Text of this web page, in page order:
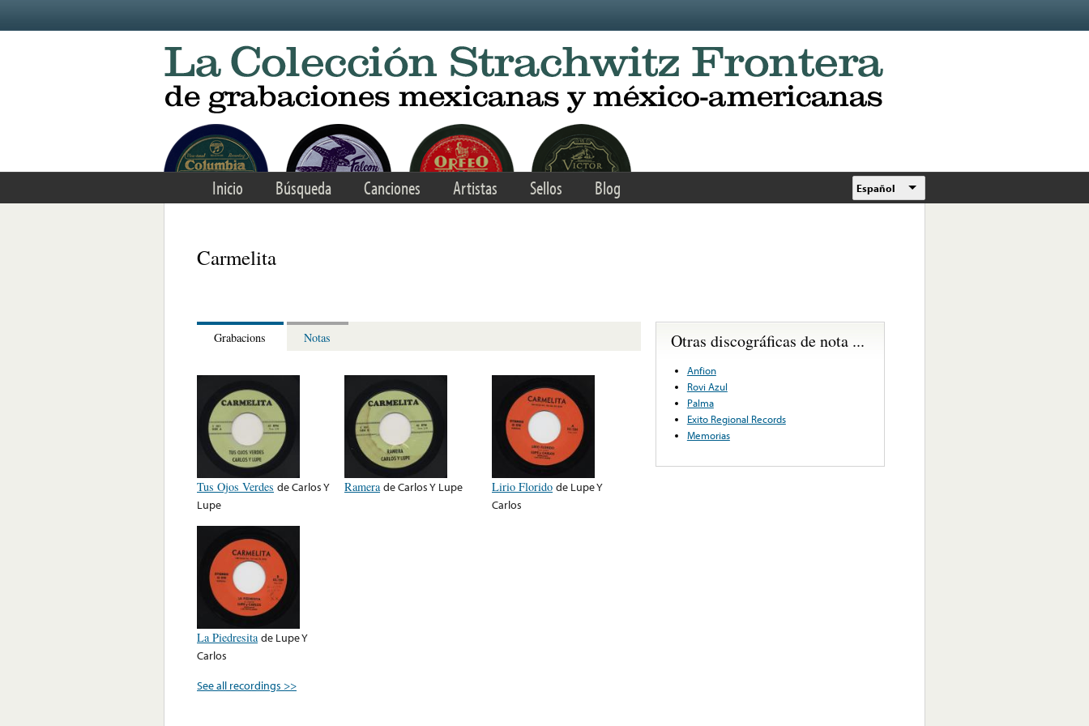
Inicio Búsqueda Canciones Artistas Sellos Blog Español
Carmelita
Grabacions Notas
Tus Ojos Verdes deCarlos Y
Lupe
Ramera deCarlos Y Lupe Lirio Florido de Lupe Y
Carlos
La Piedresita de Lupe Y
Carlos
See all recordings >>
Otras discográficas de nota ...
Anfion
Rovi Azul
Palma
Exito Regional Records
Memorias